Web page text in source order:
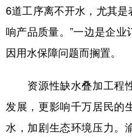
6道工序离不开水，尤其
响产品质量。”一边是企
因用水保障问题而搁置。
资源性缺水叠加工程
发展，更影响千万居民的
水，加剧生态环境压力。